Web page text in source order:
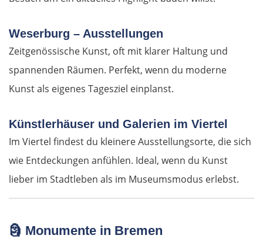
Weserburg – Ausstellungen
Zeitgenössische Kunst, oft mit klarer Haltung und
spannenden Räumen. Perfekt, wenn du moderne
Kunst als eigenes Tagesziel einplanst.
Künstlerhäuser und Galerien im Viertel
Im Viertel findest du kleinere Ausstellungsorte, die sich
wie Entdeckungen anfühlen. Ideal, wenn du Kunst
lieber im Stadtleben als im Museumsmodus erlebst.
🗿 Monumente in Bremen
Jászberény
Tiszafüred
Rumänien Ost
Oradea
Târnăveni